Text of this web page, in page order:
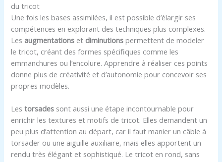
du tricot
Une fois les bases assimilées, il est possible d’élargir ses
compétences en explorant des techniques plus complexes.
Les augmentations et diminutions permettent de modeler
le tricot, créant des formes spécifiques comme les
emmanchures ou l’encolure. Apprendre à réaliser ces points
donne plus de créativité et d’autonomie pour concevoir ses
propres modèles.
Lestorsades sont aussi une étape incontournable pour
enrichir les textures et motifs de tricot. Elles demandent un
peu plus d’attention au départ, car il faut manier un câble à
torsader ou une aiguille auxiliaire, mais elles apportent un
rendu très élégant et sophistiqué. Le tricot en rond, sans